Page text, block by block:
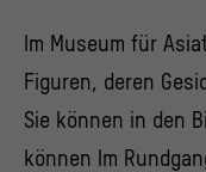
Im Museum für
Figuren, deren
Sie können in den
können Im